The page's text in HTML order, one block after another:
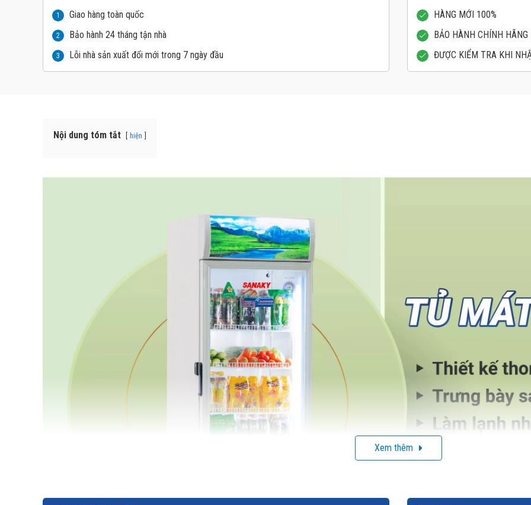
1 Giao hàng toàn quốc
2 Bảo hành 24 tháng tận nhà
3 Lỗi nhà sản xuất đổi mới trong 7 ngày đầu
HÀNG MỚI 100%
BẢO HÀNH CHÍNH HÃNG
ĐƯỢC KIỂM TRA KHI
Nội dung tóm tắt hiện
Xem thêm